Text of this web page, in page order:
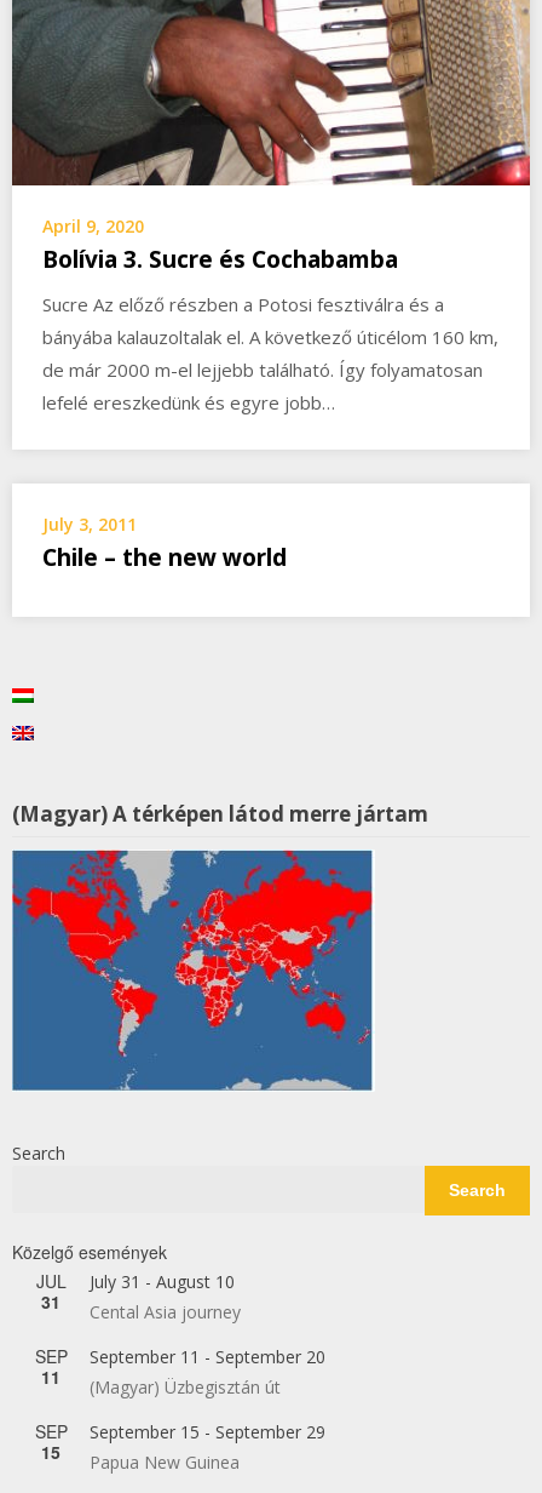
April 9, 2020
Bolívia 3. Sucre és Cochabamba
Sucre Az előző részben a Potosi fesztiválra és a
bányába kalauzoltalak el. A következő úticélom 160 km,
de már 2000 m-el lejjebb található. Így folyamatosan
lefelé ereszkedünk és egyre jobb…
July 3, 2011
Chile – the new world
(Magyar) A térképen látod merre jártam
Search
Search
Közelgő események
JUL
31
July 31 - August 10
Cental Asia journey
SEP
11
September 11 - September 20
(Magyar) Üzbegisztán út
SEP
15
September 15 - September 29
Papua New Guinea